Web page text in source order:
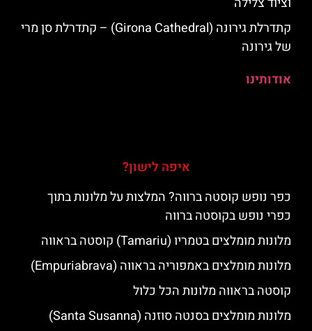
קתדרלת גירונה (Girona Cathedral) – קתדרלת סן מרי
של גירונה
אודותינו
איפה לישון?
כפר נופש קוסטה ברווה? המלצות על מלונות בתוך
כפרי נופש בקוסטה ברווה
מלונות מומלצים בטמריו (Tamariu) קוסטה בראווה
מלונות מומלצים באמפוריה בראווה (Empuriabrava)
קוסטה בראווה מלונות הכל כלול
מלונות מומלצים בסנטה סוזנה (Santa Susanna)